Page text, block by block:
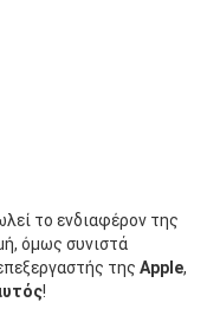
το ενδιαφέρον της
όμως συνιστά
της Apple,
!